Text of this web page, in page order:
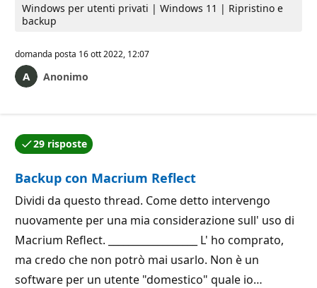
Windows per utenti privati | Windows 11 | Ripristino e
backup
domanda posta 16 ott 2022, 12:07
Anonimo
29 risposte
Una delle risposte è stata accettata dall'autore della
Backup con Macrium Reflect
Dividi da questo thread. Come detto intervengo
nuovamente per una mia considerazione sull' uso di
Macrium Reflect. __________________ L' ho comprato,
ma credo che non potrò mai usarlo. Non è un
software per un utente "domestico" quale io…